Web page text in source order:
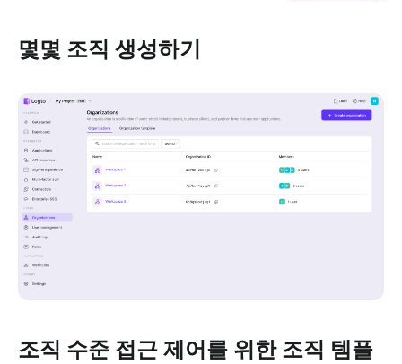
몇몇 조직 생성하기
조직 수준 접근 제어를 위한 조직 템플